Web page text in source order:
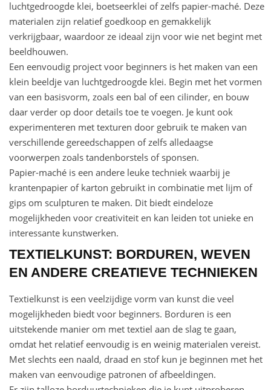
luchtgedroogde klei, boetseerklei of zelfs papier-maché. Deze
materialen zijn relatief goedkoop en gemakkelijk
verkrijgbaar, waardoor ze ideaal zijn voor wie net begint met
beeldhouwen.
Een eenvoudig project voor beginners is het maken van een
klein beeldje van luchtgedroogde klei. Begin met het vormen
van een basisvorm, zoals een bal of een cilinder, en bouw
daar verder op door details toe te voegen. Je kunt ook
experimenteren met texturen door gebruik te maken van
verschillende gereedschappen of zelfs alledaagse
voorwerpen zoals tandenborstels of sponsen.
Papier-maché is een andere leuke techniek waarbij je
krantenpapier of karton gebruikt in combinatie met lijm of
gips om sculpturen te maken. Dit biedt eindeloze
mogelijkheden voor creativiteit en kan leiden tot unieke en
interessante kunstwerken.
TEXTIELKUNST: BORDUREN, WEVEN
EN ANDERE CREATIEVE TECHNIEKEN
Textielkunst is een veelzijdige vorm van kunst die veel
mogelijkheden biedt voor beginners. Borduren is een
uitstekende manier om met textiel aan de slag te gaan,
omdat het relatief eenvoudig is en weinig materialen vereist.
Met slechts een naald, draad en stof kun je beginnen met het
maken van eenvoudige patronen of afbeeldingen.